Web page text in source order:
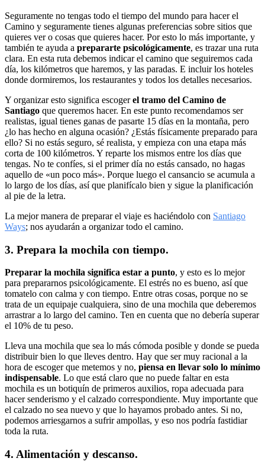
Seguramente no tengas todo el tiempo del mundo para hacer el
Camino y seguramente tienes algunas preferencias sobre sitios que
quieres ver o cosas que quieres hacer. Por esto lo más importante, y
también te ayuda a prepararte psicológicamente, es trazar una ruta
clara. En esta ruta debemos indicar el camino que seguiremos cada
día, los kilómetros que haremos, y las paradas. E incluir los hoteles
donde dormiremos, los restaurantes y todos los detalles necesarios.
Y organizar esto significa escogerel tramo del Camino de
Santiago que queremos hacer. En este punto recomendamos ser
realistas, igual tienes ganas de pasarte 15 días en la montaña, pero
¿lo has hecho en alguna ocasión? ¿Estás físicamente preparado para
ello? Si no estás seguro, sé realista, y empieza con una etapa más
corta de 100 kilómetros. Y reparte los mismos entre los días que
tengas. No te confíes, si el primer día no estás cansado, no hagas
aquello de «un poco más». Porque luego el cansancio se acumula a
lo largo de los días, así que planifícalo bien y sigue la planificación
al pie de la letra.
La mejor manera de preparar el viaje es haciéndolo con Santiago
Ways; nos ayudarán a organizar todo el camino.
3. Prepara la mochila con tiempo.
Preparar la mochila significa estar a punto, y esto es lo mejor
para prepararnos psicológicamente. El estrés no es bueno, así que
tomatelo con calma y con tiempo. Entre otras cosas, porque no se
trata de un equipaje cualquiera, sino de una mochila que deberemos
arrastrar a lo largo del camino. Ten en cuenta que no debería superar
el 10% de tu peso.
Lleva una mochila que sea lo más cómoda posible y donde se pueda
distribuir bien lo que lleves dentro. Hay que ser muy racional a la
hora de escoger que metemos y no, piensa en llevar solo lo mínimo
indispensable. Lo que está claro que no puede faltar en esta
mochila es un botiquín de primeros auxilios, ropa adecuada para
hacer senderismo y el calzado correspondiente. Muy importante que
el calzado no sea nuevo y que lo hayamos probado antes. Si no,
podemos arriesgarnos a sufrir ampollas, y eso nos podría fastidiar
toda la ruta.
4. Alimentación y descanso.